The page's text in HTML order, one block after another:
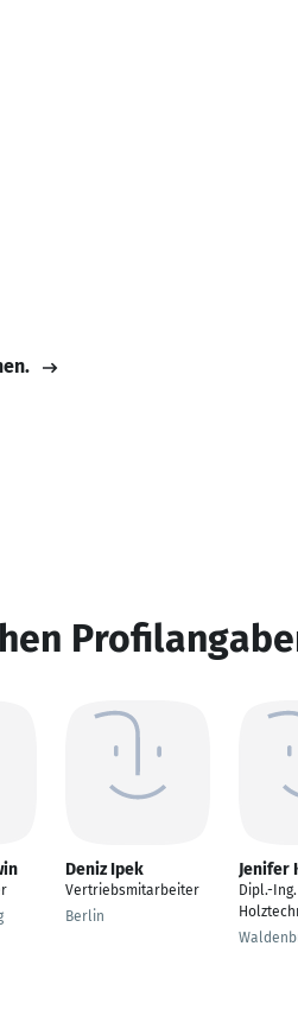
Deniz Ipek
Vertriebsmitarbeiter
Berlin
Jenifer
Dipl.-